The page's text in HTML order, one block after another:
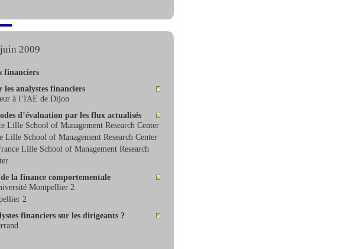
2009
financiers
analystes financiers
à l’IAE de Dijon
d’évaluation par les flux actualisés
Lille School of Management Research Center
School of Management Research Center
Lille School of Management Research
la finance comportementale
Montpellier 2
2
financiers sur les dirigeants ?